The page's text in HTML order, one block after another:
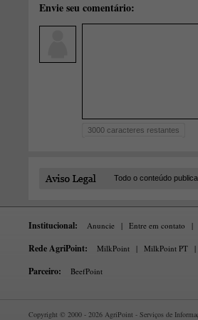
Envie seu comentário:
3000 caracteres restantes
Todo o conteúdo
Institucional: Anuncie | Entre em contato |
Rede AgriPoint: MilkPoint | MilkPoint PT |
Parceiro: BeefPoint
Copyright © 2000 - 2026 AgriPoint - Serviços de